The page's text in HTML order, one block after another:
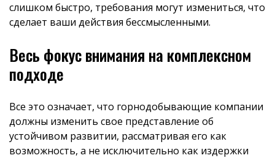
слишком быстро, требования могут измениться, что
сделает ваши действия бессмысленными.
Весь фокус внимания на комплексном
подходе
Все это означает, что горнодобывающие компании
должны изменить свое представление об
устойчивом развитии, рассматривая его как
возможность, а не исключительно как издержки